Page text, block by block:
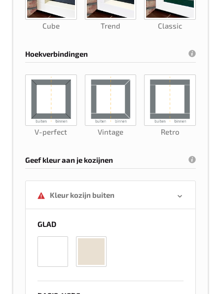
Cube Trend Classic
Hoekverbindingen
V-perfect Vintage Retro
Geef kleur aan je kozijnen
Kleur kozijn buiten
GLAD